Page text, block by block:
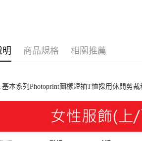
明 商品規格 相關推薦
基本系列Photoprint圖樣短袖T恤採用休閒剪